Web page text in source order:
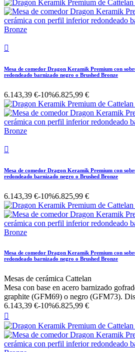

Mesa de comedor Dragon Keramik Premium con
redondeado barnizado negro o Brushed Bronze
6.143,39 €-10%6.825,99 €

Mesa de comedor Dragon Keramik Premium con
redondeado barnizado negro o Brushed Bronze
6.143,39 €-10%6.825,99 €
Mesa de comedor Dragon Keramik Premium con
redondeado barnizado negro o Brushed Bronze
Mesas de cerámica Cattelan
Mesa con base en acero barnizado
graphite (GFM69) o negro (GFM73).
6.143,39 €-10%6.825,99 €
